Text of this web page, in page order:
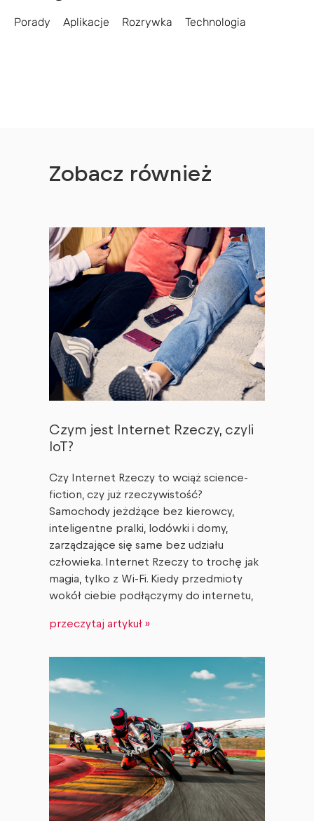
Porady Aplikacje Rozrywka Technologia
Zobacz również
Czym jest Internet Rzeczy, czyli
IoT?
Czy Internet Rzeczy to wciąż science-
fiction, czy już rzeczywistość?
Samochody jeżdżące bez kierowcy,
inteligentne pralki, lodówki i domy,
zarządzające się same bez udziału
człowieka. Internet Rzeczy to trochę jak
magia, tylko z Wi-Fi. Kiedy przedmioty
wokół ciebie podłączymy do internetu,
przeczytaj artykuł »